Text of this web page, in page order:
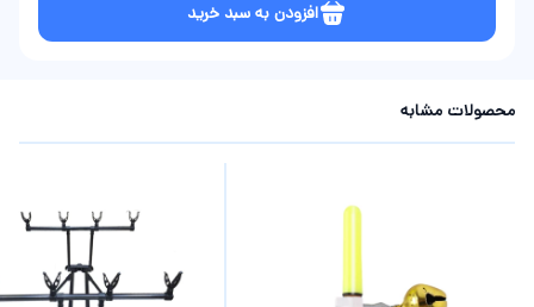
افزودن به سبد خرید
محصولات مشابه